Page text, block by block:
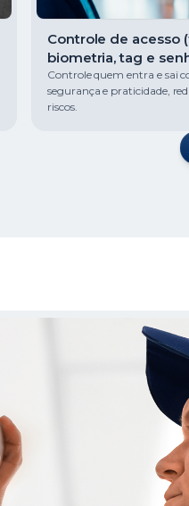
Controle de acesso
biometria, tag e
Controle quem entra e sai
segurança e praticidade,
riscos.